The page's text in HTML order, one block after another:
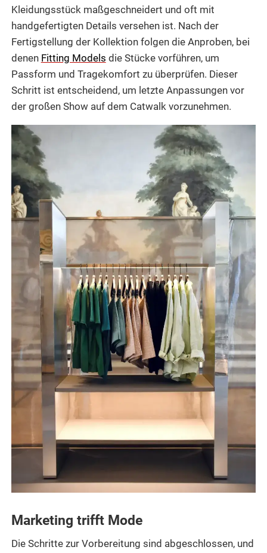
Kleidungsstück maßgeschneidert und oft mit
handgefertigten Details versehen ist. Nach der
Fertigstellung der Kollektion folgen die Anproben, bei
denen Fitting Models die Stücke vorführen, um
Passform und Tragekomfort zu überprüfen. Dieser
Schritt ist entscheidend, um letzte Anpassungen vor
der großen Show auf dem Catwalk vorzunehmen.
Marketing trifft Mode
Die Schritte zur Vorbereitung sind abgeschlossen, und